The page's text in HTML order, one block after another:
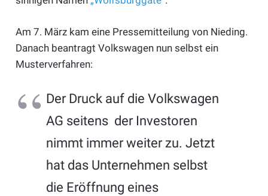
Am 7. März kam eine Pressemitteilung von Nieding.
Danach beantragt Volkswagen nun selbst ein
Musterverfahren:
Der Druck auf die Volkswagen
AG seitens der Investoren
nimmt immer weiter zu. Jetzt
hat das Unternehmen selbst
die Eröffnung eines